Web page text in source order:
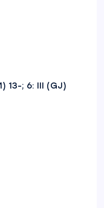
13-; 6: III (GJ)